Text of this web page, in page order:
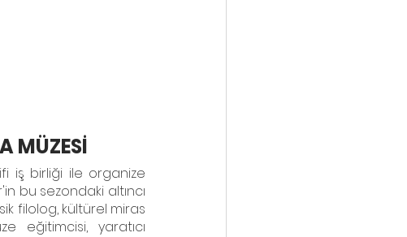
MÜZESİ
iş birliği ile organize
bu sezondaki altıncı
filolog, kültürel miras
eğitimcisi, yaratıcı